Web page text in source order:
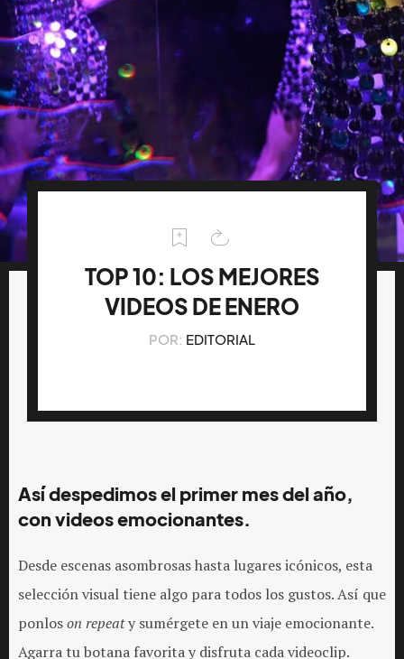
TOP 10: LOS MEJORES
VIDEOS DE ENERO
POR: EDITORIAL
Así despedimos el primer mes del año,
con videos emocionantes.
Desde escenas asombrosas hasta lugares icónicos, esta
selección visual tiene algo para todos los gustos. Así que
ponloson repeaty sumérgete en un viaje emocionante.
Agarra tu botana favorita y disfruta cada videoclip.